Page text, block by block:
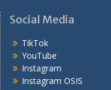
Social Media
TikTok
YouTube
Instagram
Instagram OSIS